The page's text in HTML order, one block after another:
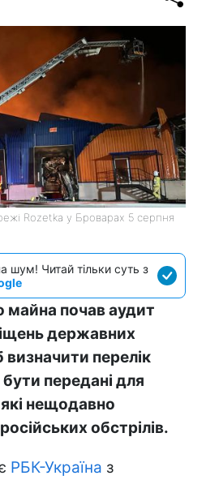
Rozetka у Броварах 5 серпня
шум! Читай тільки суть з
почав аудит
державних
перелік
передані для
нещодавно
обстрілів.
РБК-Україна з